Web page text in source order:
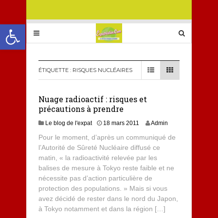
Ouvrir la barre d’outils
ÉTIQUETTE : RISQUES NUCLÉAIRES
Nuage radioactif : risques et
précautions à prendre
Le blog de l'expat 18 mars 2011 Admin
Pour le moment, d’après un communiqué de
l’Autorité de Sûreté Nucléaire diffusé ce
matin, « la radioactivité relevée par les
balises de mesure à Tokyo reste faible et ne
nécessite pas d’action particulière de
protection des populations. » Mais si vous
avez décidé de rester dans le nord du Japon,
à Tokyo notamment et dans la région […]